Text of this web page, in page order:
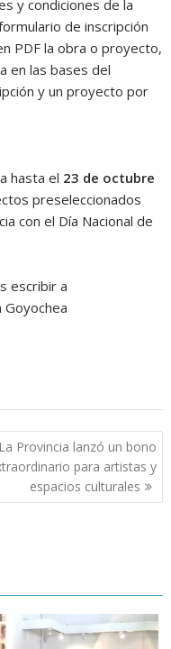
y condiciones de la
de inscripción
PDF la obra o proyecto,
en las bases del
y un proyecto por
hasta el 23 de octubre
preseleccionados
con el Día Nacional de
escribir a
Goyochea
La Provincia lanzó un bono
para artistas y
espacios culturales